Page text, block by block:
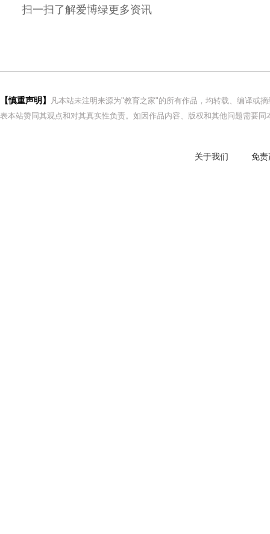
扫一扫了解爱博绿更多资讯
【慎重声明】
凡本站未注明来源为"教育之家"的所有作品，均转载、编译或
表本站赞同其观点和对其真实性负责。如因作品内容、版权和其他问题需要
关于我们 免责